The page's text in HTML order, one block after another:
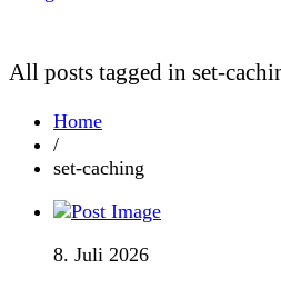
All posts tagged in set-
Home
/
set-caching
8. Juli 2026